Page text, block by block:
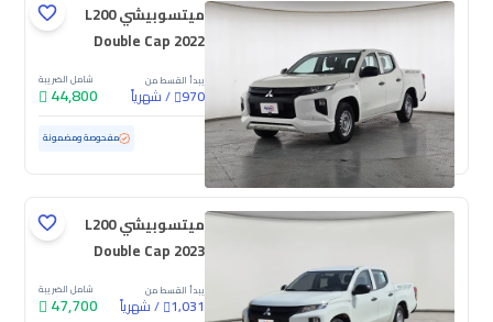
ميتسوبيشي L200
Double Cap 2022
يبدأ القسط من
970
/شهرياً
شامل الضريبة
44,800
مستعملة 162,020 كم مفحوصة ومضمونة
ميتسوبيشي L200
Double Cap 2023
يبدأ القسط من
1,031
/شهرياً
شامل الضريبة
47,700